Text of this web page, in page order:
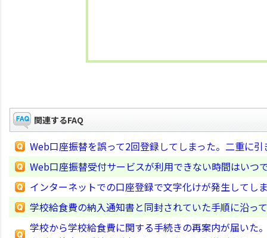
関連するFAQ
Web口座振替を誤って2回登録してしまった。二重に
Web口座振替受付サービスが利用できない時間はいつ
インターネットでの口座登録で文字化けが発生してし
学校給食費の納入通知書と同封されていた手順に沿っ
学校から学校給食費に関する手続きの再案内が届いた